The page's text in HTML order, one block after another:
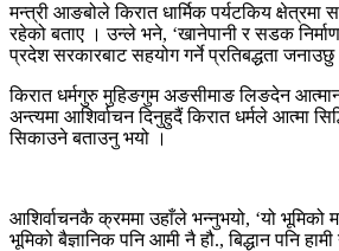
मन्त्री आङबोले किरात धार्मिक पर्यटकिय क्षेत्रमा
रहेको बताए । उन्ले भने, ‘खानेपानी र सडक
प्रदेश सरकारबाट सहयोग गर्ने प्रतिबद्धता जनाउछु
किरात धर्मगुरु मुहिङगुम अङसीमाङ लिङदेन
अन्त्यमा आशिर्वाचन दिनुहुदैं किरात धर्मले आत्मा
सिकाउने बताउनु भयो ।
आशिर्वाचनकै क्रममा उहाँले भन्नुभयो, ‘यो भूमिको
भूमिको बैज्ञानिक पनि आमी नै हौ., बिद्धान पनि